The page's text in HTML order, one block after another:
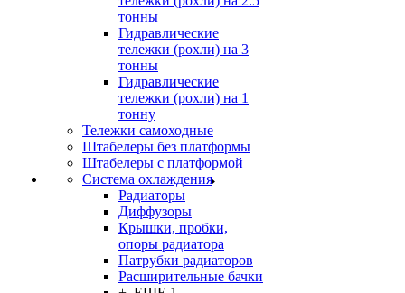
тонны
Гидравлические
тележки (рохли) на 3
тонны
Гидравлические
тележки (рохли) на 1
тонну
Тележки самоходные
Штабелеры без платформы
Штабелеры с платформой
Система охлаждения
Радиаторы
Диффузоры
Крышки, пробки,
опоры радиатора
Патрубки радиаторов
Расширительные бачки